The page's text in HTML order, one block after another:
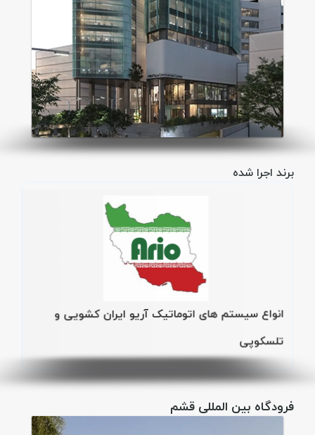
برند اجرا شده
انواع سیستم های اتوماتیک آریو ایران کشویی و
تلسکوپی
فرودگاه بین المللی قشم